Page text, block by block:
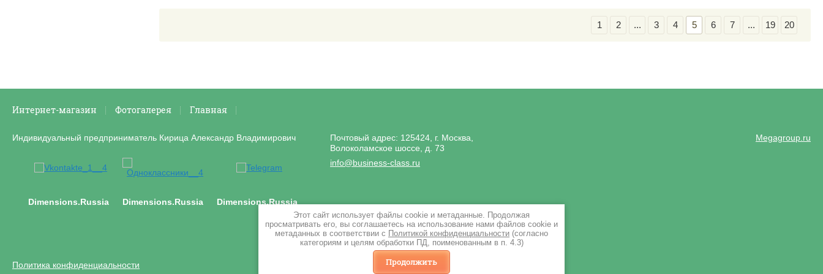
1 2 ... 3 4 5 6 7 ... 19 20
Интернет-магазин Фотогалерея Главная
Индивидуальный предприниматель Кирица Александр Владимирович
Dimensions.Russia Dimensions.Russia Dimensions.Russia
Политика конфиденциальности
Почтовый адрес: 125424, г. Москва,
Волоколамское шоссе, д. 73
info@business-class.ru
Megagroup.ru
Этот сайт использует файлы cookie и метаданные. Продолжая
просматривать его, вы соглашаетесь на использование нами файлов cookie и
метаданных в соответствии с Политикой конфиденциальности (согласно
категориям и целям обработки ПД, поименованным в п. 4.3)
Продолжить